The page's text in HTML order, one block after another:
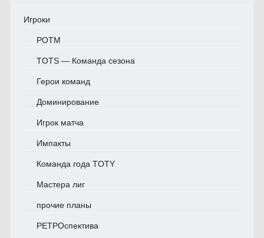
Игроки
POTM
TOTS — Команда сезона
Герои команд
Доминирование
Игрок матча
Импакты
Команда года TOTY
Мастера лиг
прочие планы
РЕТРОспектива